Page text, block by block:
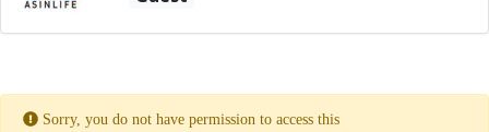
Sorry, you do not have permission to access this